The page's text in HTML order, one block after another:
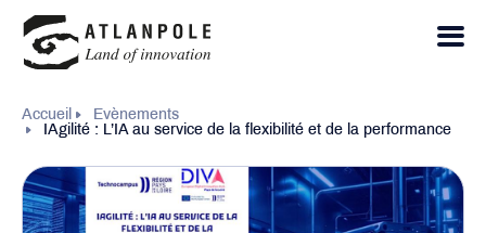
Accueil
Evènements
IAgilité : L’IA au service de la flexibilité et de la performance